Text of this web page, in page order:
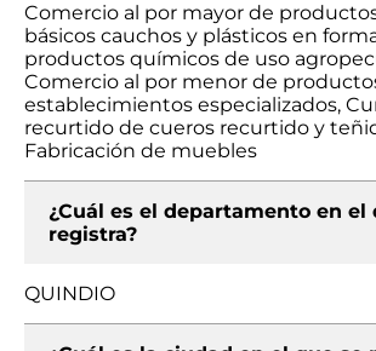
Comercio al por mayor de
básicos cauchos y plásticos en
productos químicos de uso
Comercio al por menor de
establecimientos especializados,
recurtido de cueros recurtido y
Fabricación de muebles
¿Cuál es el departamento en el
registra?
QUINDIO